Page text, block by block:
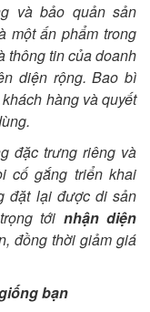
và bảo quản sản
một ấn phẩm trong
thông tin của doanh
diện rộng. Bao bì
hàng và quyết
đặc trưng riêng và
cố gắng triển khai
đặt lại được di sản
tới nhận diện
đồng thời giảm giá
bạn